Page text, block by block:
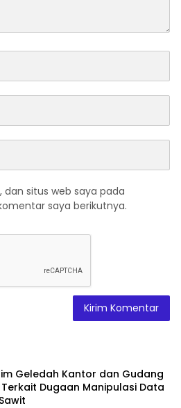
situs web saya pada
saya berikutnya.
Geledah Kantor dan Gudang
Terkait Dugaan Manipulasi Data